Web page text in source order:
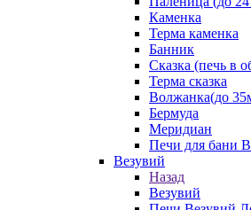
Каменка
Терма каменка
Банник
Сказка (печь в
Терма сказка
Волжанка(до
Бермуда
Меридиан
Печи для бани
Везувий
Назад
Везувий